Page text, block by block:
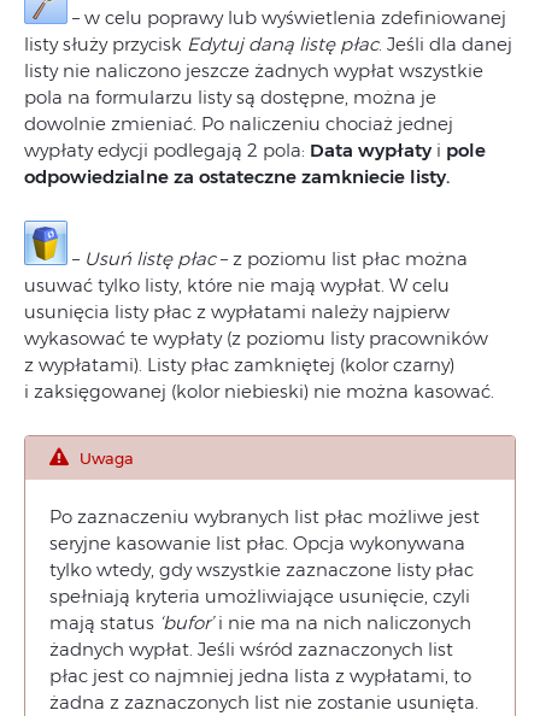
– w celu poprawy lub wyświetlenia zdefiniowanej
listy służy przycisk Edytuj daną listę płac. Jeśli dla danej
listy nie naliczono jeszcze żadnych wypłat wszystkie
pola na formularzu listy są dostępne, można je
dowolnie zmieniać. Po naliczeniu chociaż jednej
wypłaty edycji podlegają 2 pola: Data wypłaty i pole
odpowiedzialne za ostateczne zamkniecie listy.
– Usuń listę płac– z poziomu list płac można
usuwać tylko listy, które nie mają wypłat. W celu
usunięcia listy płac z wypłatami należy najpierw
wykasować te wypłaty (z poziomu listy pracowników
z wypłatami). Listy płac zamkniętej (kolor czarny)
i zaksięgowanej (kolor niebieski) nie można kasować.
Uwaga
Po zaznaczeniu wybranych list płac możliwe jest
seryjne kasowanie list płac. Opcja wykonywana
tylko wtedy, gdy wszystkie zaznaczone listy płac
spełniają kryteria umożliwiające usunięcie, czyli
mają status ‘bufor’i nie ma na nich naliczonych
żadnych wypłat. Jeśli wśród zaznaczonych list
płac jest co najmniej jedna lista z wypłatami, to
żadna z zaznaczonych list nie zostanie usunięta.